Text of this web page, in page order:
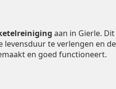
aan in Gierle.
levensduur te verlengen en
en goed functioneert.